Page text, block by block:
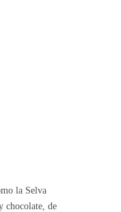
la Selva
chocolate, de